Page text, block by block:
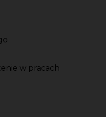
w pracach